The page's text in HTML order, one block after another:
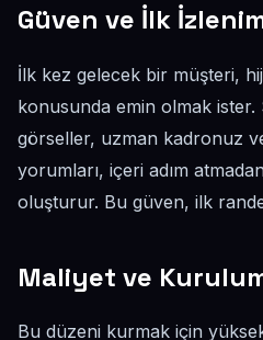
Güven ve İlk
İlk kez gelecek bir müşteri,
konusunda emin olmak ister.
görseller, uzman kadronuz
yorumları, içeri adım
oluşturur. Bu güven, ilk
Maliyet ve
Bu düzeni kurmak için